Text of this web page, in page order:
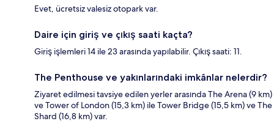
Evet, ücretsiz valesiz otopark var.
Daire için giriş ve çıkış saati kaçta?
Giriş işlemleri 14 ile 23 arasında yapılabilir. Çıkış saati: 11.
The Penthouse ve yakınlarındaki imkânlar nelerdir?
Ziyaret edilmesi tavsiye edilen yerler arasında The Arena (9 km)
ve Tower of London (15,3 km) ile Tower Bridge (15,5 km) ve The
Shard (16,8 km) var.